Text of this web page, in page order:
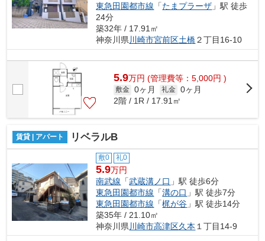
東急田園都市線 「たまプラーザ 」駅 徒歩
24分
築32年 / 17.91㎡
神奈川県 川崎市宮前区土橋２丁目16-10
5.9万円 (管理費等：5,000円 )
敷金 0ヶ月 礼金 0ヶ月
2階 / 1R / 17.91㎡
賃貸 | アパート リベラルB
敷0 礼0
5.9万円
南武線 「武蔵溝ノ口 」駅 徒歩6分
東急田園都市線 「溝の口 」駅 徒歩7分
東急田園都市線 「梶が谷 」駅 徒歩14分
築35年 / 21.10㎡
神奈川県 川崎市高津区久本 １丁目14-9